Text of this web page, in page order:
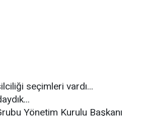
seçimleri vardı...
Yönetim Kurulu Başkanı